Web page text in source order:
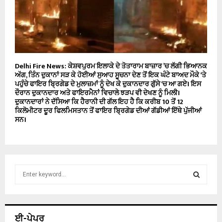
Delhi Fire News: ਕੇਸ਼ਵਪੁਰਮ ਇਲਾਕੇ ਦੇ ਤੋਤਾਰਾਮ ਬਾਜ਼ਾਰ ’ਚ ਲੱਗੀ ਭਿਆਨਕ
ਅੱਗ, ਤਿੰਨ ਦੁਕਾਨਾਂ ਸੜ ਕੇ ਹੋਈਆਂ ਸੁਆਹ ਸੂਚਨਾ ਦੇਣ ਤੋਂ ਇਕ ਘੰਟੇ ਬਾਅਦ ਮੌਕੇ ‘ਤੇ
ਪਹੁੰਚੇ ਫਾਇਰ ਬ੍ਰਿਗੇਡ ਦੇ ਮੁਲਾਜ਼ਮਾਂ ਨੂੰ ਦੇਖ ਕੇ ਦੁਕਾਨਦਾਰ ਗੁੱਸੇ ‘ਚ ਆ ਗਏ। ਇਸ
ਦੌਰਾਨ ਦੁਕਾਨਦਾਰ ਅਤੇ ਫਾਇਰਮੈਨਾਂ ਵਿਚਾਲੇ ਝੜਪ ਵੀ ਦੇਖਣ ਨੂੰ ਮਿਲੀ।
ਦੁਕਾਨਦਾਰਾਂ ਨੇ ਦੱਸਿਆ ਕਿ ਹੈਰਾਨੀ ਦੀ ਗੱਲ ਇਹ ਹੈ ਕਿ ਕਰੀਬ 10 ਤੋਂ 12
ਕਿਲੋਮੀਟਰ ਦੂਰ ਫਿਲਮਿਸਤਾਨ ਤੋਂ ਫਾਇਰ ਬ੍ਰਿਗੇਡ ਦੀਆਂ ਗੱਡੀਆਂ ਇੱਥੇ ਪੁੱਜੀਆਂ
ਸਨ।
ਈ-ਪੇਪਰ